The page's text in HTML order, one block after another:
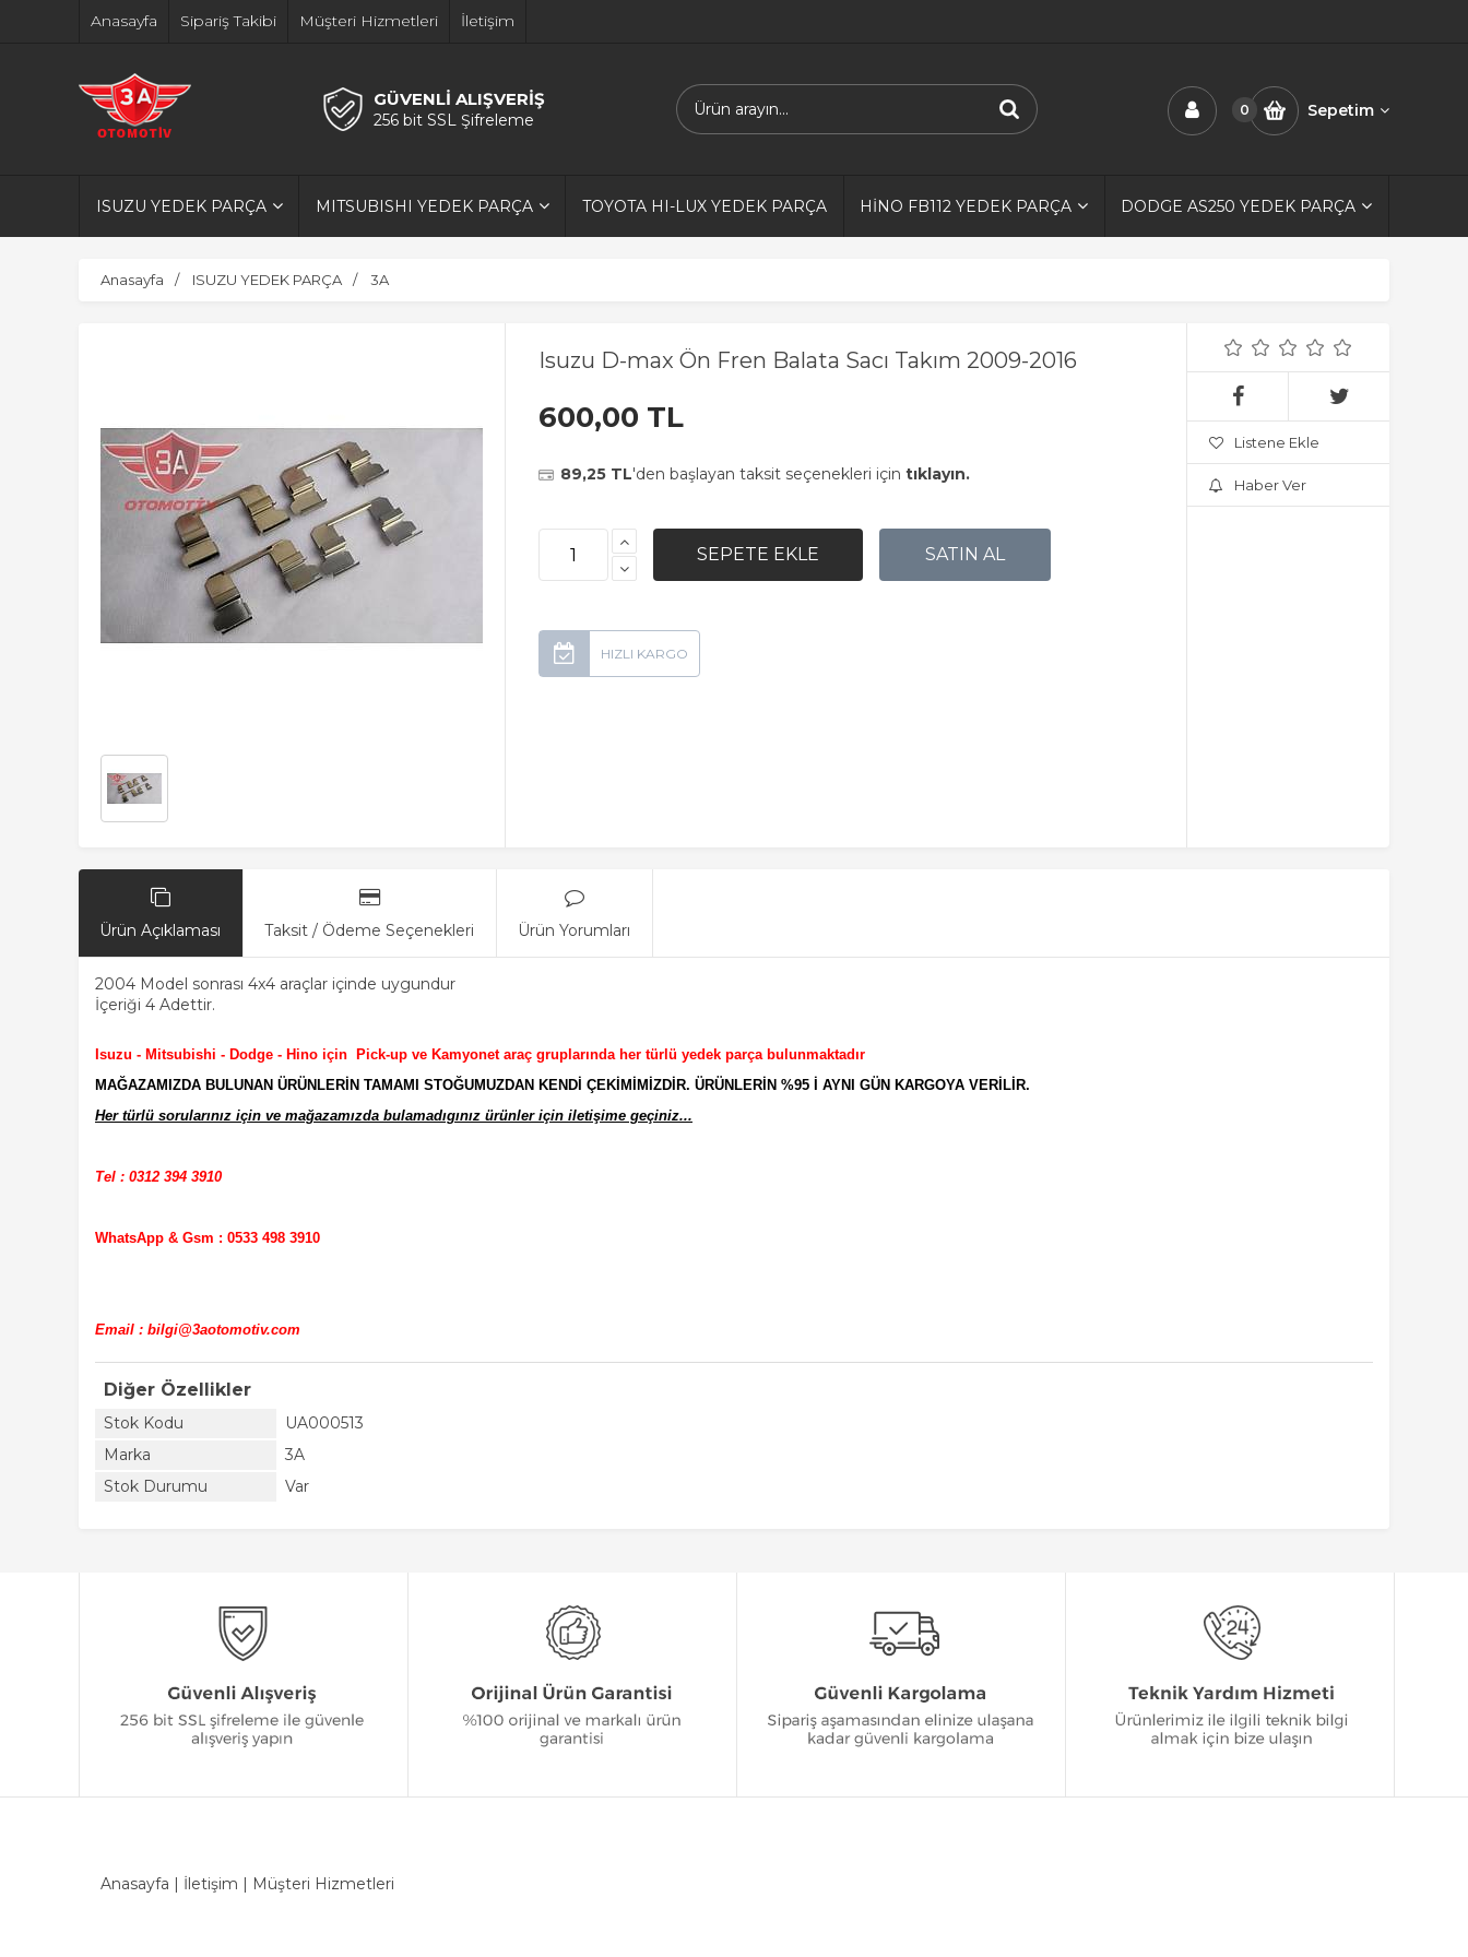
Anasayfa Sipariş Takibi Müşteri Hizmetleri İletişim
GÜVENLİ ALIŞVERİŞ
256 bit SSL Şifreleme
0 Sepetim
ISUZU YEDEK PARÇA MITSUBISHI YEDEK PARÇA TOYOTA HI-LUX YEDEK PARÇA HİNO FB112 YEDEK PARÇA DODGE AS250 YEDEK PARÇA
Anasayfa ISUZU YEDEK PARÇA 3A
Isuzu D-max Ön Fren Balata Sacı Takım 2009-2016
600,00 TL
89,25 TL'den başlayan taksit seçenekleri için tıklayın.
Listene Ekle
Haber Ver
Ürün Açıklaması Taksit / Ödeme Seçenekleri Ürün Yorumları
2004 Model sonrası 4x4 araçlar içinde uygundur
İçeriği 4 Adettir.
Isuzu - Mitsubishi - Dodge - Hino için Pick-up ve Kamyonet araç gruplarında her türlü yedek parça bulunmaktadır
MAĞAZAMIZDA BULUNAN ÜRÜNLERİN TAMAMI STOĞUMUZDAN KENDİ ÇEKİMİMİZDİR. ÜRÜNLERİN %95 İ AYNI GÜN KARGOYA VERİLİR.
Her türlü sorularınız için ve mağazamızda bulamadıgınız ürünler için iletişime geçiniz...
Tel : 0312 394 3910
WhatsApp & Gsm : 0533 498 3910
Email : bilgi@3aotomotiv.com
Diğer Özellikler
Stok Kodu
UA000513
Marka
3A
Stok Durumu
Var
Anasayfa | İletişim | Müşteri Hizmetleri